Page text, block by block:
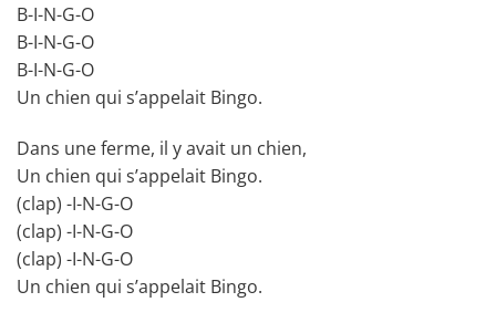
B-I-N-G-O
B-I-N-G-O
B-I-N-G-O
Un chien qui s’appelait Bingo.
Dans une ferme, il y avait un chien,
Un chien qui s’appelait Bingo.
(clap) -I-N-G-O
(clap) -I-N-G-O
(clap) -I-N-G-O
Un chien qui s’appelait Bingo.